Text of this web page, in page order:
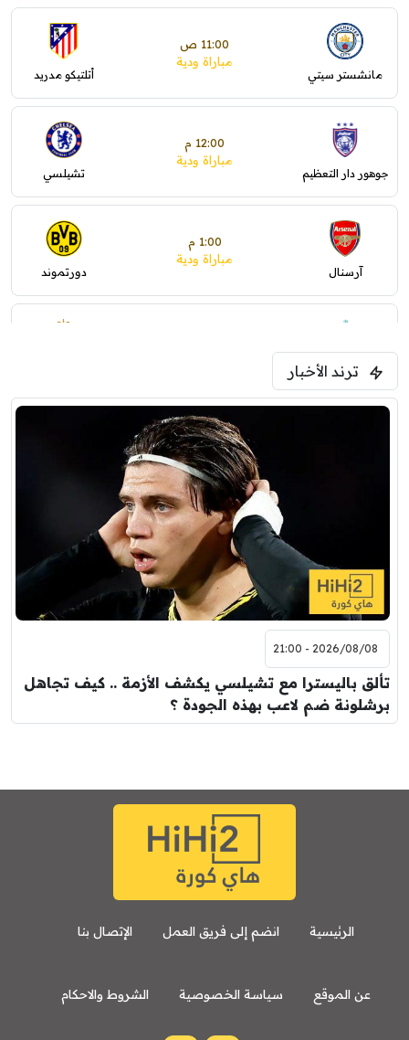
مانشستر سيتي
11:00 ص
مباراة ودية
أتلتيكو مدريد
جوهور دار التعظيم
12:00 م
مباراة ودية
تشيلسي
آرسنال
1:00 م
مباراة ودية
دورتموند
ليفربول
ترند الأخبار
2026/08/08 - 21:00
تألق باليسترا مع تشيلسي يكشف الأزمة .. كيف تجاهل
برشلونة ضم لاعب بهذه الجودة ؟
الرئيسية انضم إلى فريق العمل الإتصال بنا
عن الموقع سياسة الخصوصية الشروط والاحكام